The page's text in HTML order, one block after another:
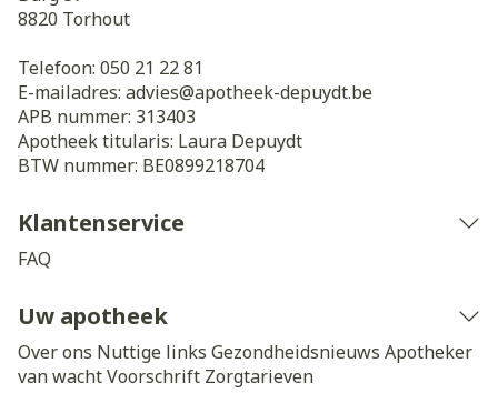
8820 Torhout
Telefoon: 050 21 22 81
E-mailadres: advies@apotheek-depuydt.be
APB nummer: 313403
Apotheek titularis: Laura Depuydt
BTW nummer: BE0899218704
Klantenservice
FAQ
Uw apotheek
Over ons Nuttige links Gezondheidsnieuws Apotheker
van wachtVoorschrift Zorgtarieven